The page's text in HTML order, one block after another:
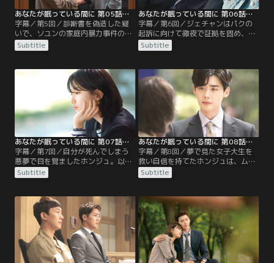
あなたが眠っている間に 第05話／字幕
字幕／第5回／診断書を偽造した疑
いで、ソユンの家庭内暴力事件の捜
査に乗り出したジェチャン。パクを
起訴するため寝る間も惜しんで仕事
ンに前回の事件を不起訴処分した理
由を聞くが…。一方その頃、ソユン
親子に起きる不幸を夢で見たウタク
は、未来を変えようとジェチャンを
誘いホンジュの母親の店へ行く。ウ
タクはメニューの位置や…。
Subtitle
あなたが眠っている間に 第06話／字幕
字幕／第6回／ジェチャンはパクの
起訴に向けて徹夜で証拠を固め、イ
メージトレーニングをして士気を高
める。ところが、聴取寸前、予知夢
受け、捜査官のチェ係長に取り調べ
を任せるように助言される。納得の
いかないジェチャンだったが、ユボ
ムと親しいチェ係長に任せること
に。金銭目的の妻の策略という証拠
を突き付けるユボムに対して…。
Subtitle
あなたが眠っている間に 第07話／字幕
字幕／第7回／自分が死んでしまう
悪夢で目を覚ましたホンジュ。以前
にも見た夢だと知る母ムンソンは、
沈んだ様子の娘を気遣う。気分が晴
ジュは、記者に戻るべきか悩んでい
ることを打ち明ける。その頃、娘の
部屋で復職願を発見したムンソン
は、ホンジュを追いかけて厳しく問
いつめてしまう。ホンジュはそんな
母の気持ちを痛いほど…。
Subtitle
あなたが眠っている間に 第08話／字幕
字幕／第8回／夢で見た女子大生を
救い自信を持てたホンジュは、ムン
ソンの許しを得て復職をすること
に。心配するムンソンはジェチャン
って欲しいと頼む。出社当日、ホン
ジュが会社の前の横断歩道で立ちす
くんでいる姿を目にしたジェチャ
ン。一歩が踏み出せないホンジュの
手を取り、毎日送ってあげると約束
する。ホンジュはその言葉に…。
Subtitle